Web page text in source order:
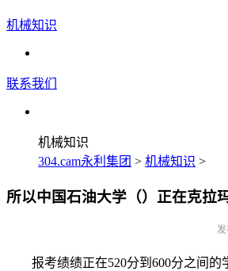
机械知识
联系我们
机械知识
304.cam永利集团 > 机械知识 >
所以中国石油大学（）正在克拉
发
报考绩绩正在520分到600分之间的